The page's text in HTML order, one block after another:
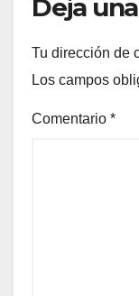
Deja
Tu dirección de
Los campos
Comentario *